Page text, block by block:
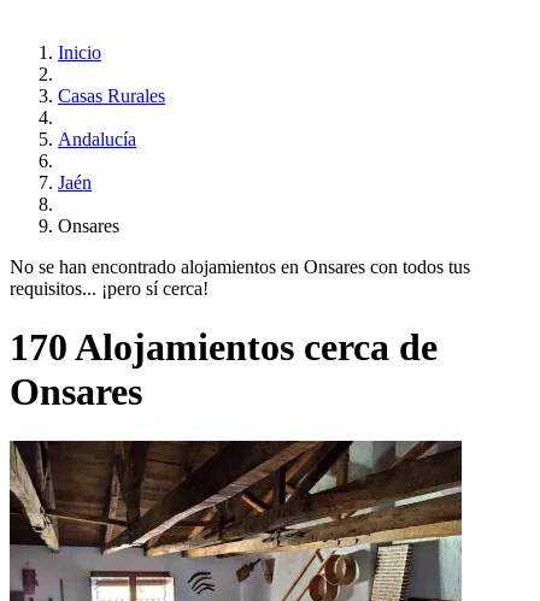
Inicio
Casas Rurales
Andalucía
Jaén
Onsares
No se han encontrado alojamientos en Onsares con todos tus
requisitos... ¡pero sí cerca!
170 Alojamientos cerca de
Onsares